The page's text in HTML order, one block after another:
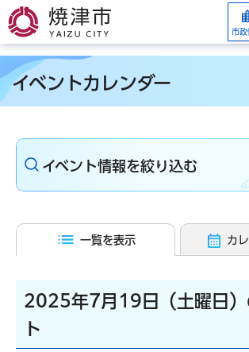
焼津市
市政
イベントカレンダー
イベント情報を絞り込む
一覧を表示 カ
2025年7月19日（土曜日）
ト